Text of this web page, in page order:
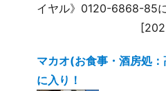
イヤル》0120-6868-85
マカオ(お食事・酒房処
に入り！